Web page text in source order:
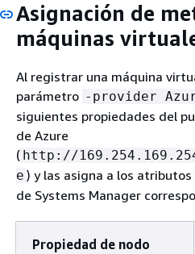
Asignación de
máquinas
Al registrar una máquina
parámetro -provider
siguientes propiedades del
de Azure
( http://
e ) y las asigna a los
de Systems Manager
Propiedad de nodo